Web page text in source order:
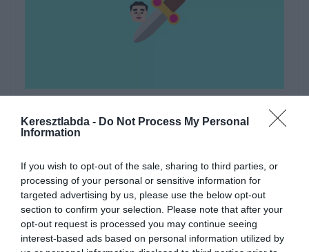
Keresztlabda - Do Not Process My Personal
Information
If you wish to opt-out of the sale, sharing to third parties, or
processing of your personal or sensitive information for
targeted advertising by us, please use the below opt-out
section to confirm your selection. Please note that after your
opt-out request is processed you may continue seeing
interest-based ads based on personal information utilized by